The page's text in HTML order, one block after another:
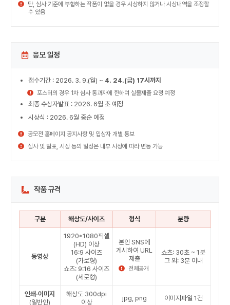
단, 심사 기준에 부합하는 작품이 없을 경우 시상하지 않거나 시상내역을 조정할
수 있음
응모 일정
접수기간 : 2026. 3. 9.(월) ~ 4. 24.(금) 17시까지
포스터의 경우 1차 심사 통과자에 한하여 실물제출 요청 예정
최종 수상자발표 : 2026. 6월 초 예정
시상식 : 2026. 6월 중순 예정
공모전 홈페이지 공지사항 및 입상자 개별 통보
심사 및 발표, 시상 등의 일정은 내부 사정에 따라 변동 가능
작품 규격
구분 해상도/사이즈 형식 분량
동영상
1920*1080픽셀
(HD) 이상
16:9 사이즈
(가로형)
쇼츠: 9:16 사이즈
(세로형)
본인 SNS에
게시하여 URL
제출
전체공개
쇼츠: 30초 ~ 1분
그 외: 3분 이내
인쇄·이미지
(일반인)
해상도 300dpi
이상
jpg, png 이미지파일 1건